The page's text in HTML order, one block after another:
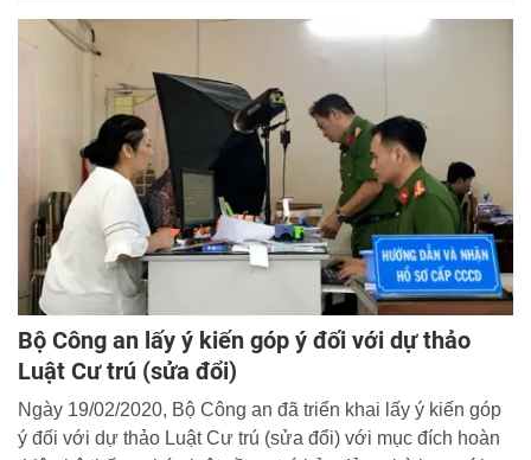
Bộ Công an lấy ý kiến góp ý đối với dự thảo
Luật Cư trú (sửa đổi)
Ngày 19/02/2020, Bộ Công an đã triển khai lấy ý kiến góp
ý đối với dự thảo Luật Cư trú (sửa đổi) với mục đích hoàn